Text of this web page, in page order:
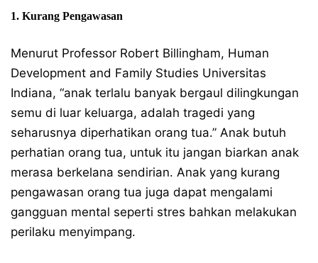
1. Kurang Pengawasan
Menurut Professor Robert Billingham, Human
Development and Family Studies Universitas
Indiana, “anak terlalu banyak bergaul dilingkungan
semu di luar keluarga, adalah tragedi yang
seharusnya diperhatikan orang tua.” Anak butuh
perhatian orang tua, untuk itu jangan biarkan anak
merasa berkelana sendirian. Anak yang kurang
pengawasan orang tua juga dapat mengalami
gangguan mental seperti stres bahkan melakukan
perilaku menyimpang.